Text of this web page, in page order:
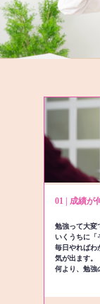
01 | 成績が
勉強って大変
いくうちに「
毎日やればわ
気が出ます。
何より、勉強